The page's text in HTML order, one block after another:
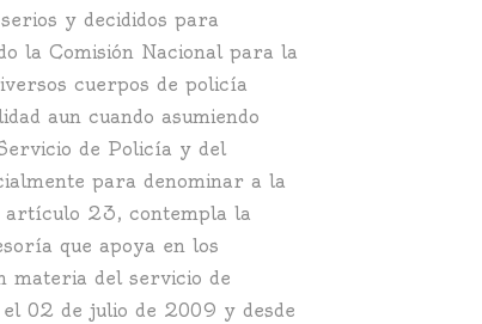
y decididos para
la Comisión Nacional para la
cuerpos de policía
aun cuando asumiendo
de Policía y del
para denominar a la
artículo 23, contempla la
que apoya en los
materia del servicio de
02 de julio de 2009 y desde